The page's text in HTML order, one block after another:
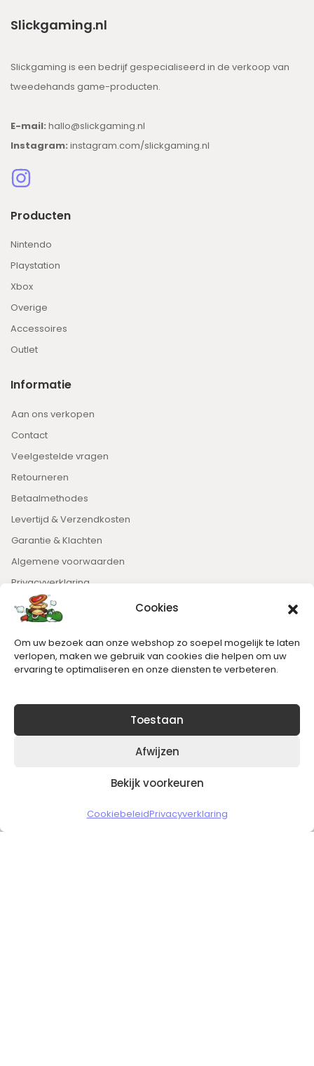
Cookies
Om uw bezoek aan onze webshop zo soepel mogelijk te laten
verlopen, maken we gebruik van cookies die helpen om uw
ervaring te optimaliseren en onze diensten te verbeteren.
Toestaan
Afwijzen
Bekijk voorkeuren
CookiebeleidPrivacyverklaring
Slickgaming.nl
Slickgaming is een bedrijf gespecialiseerd in de verkoop van
tweedehands game-producten.
E-mail: hallo@slickgaming.nl
Instagram: instagram.com/slickgaming.nl
Producten
Nintendo
Playstation
Xbox
Overige
Accessoires
Outlet
Informatie
Aan ons verkopen
Contact
Veelgestelde vragen
Retourneren
Betaalmethodes
Levertijd & Verzendkosten
Garantie & Klachten
Algemene voorwaarden
Privacyverklaring
Nieuwsbrief
Blijft op de hoogte van het laatste nieuws.